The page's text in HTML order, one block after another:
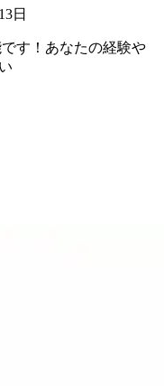
日
す！あなたの経験や